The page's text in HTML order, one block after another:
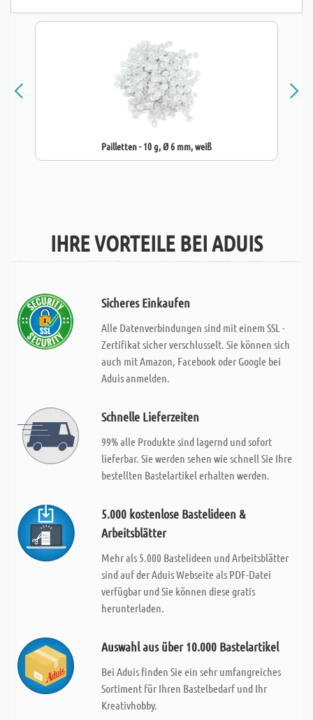
Pailletten - 10 g, Ø 6 mm, weiß
IHRE VORTEILE BEI ADUIS
Sicheres Einkaufen
Alle Datenverbindungen sind mit einem SSL -
Zertifikat sicher verschlusselt. Sie können sich
auch mit Amazon, Facebook oder Google bei
Aduis anmelden.
Schnelle Lieferzeiten
99% alle Produkte sind lagernd und sofort
lieferbar. Sie werden sehen wie schnell Sie Ihre
bestellten Bastelartikel erhalten werden.
5.000 kostenlose Bastelideen &
Arbeitsblätter
Mehr als 5.000 Bastelideen und Arbeitsblätter
sind auf der Aduis Webseite als PDF-Datei
verfügbar und Sie können diese gratis
herunterladen.
Auswahl aus über 10.000 Bastelartikel
Bei Aduis finden Sie ein sehr umfangreiches
Sortiment für Ihren Bastelbedarf und Ihr
Kreativhobby.